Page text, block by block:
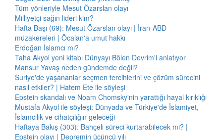
Tüm yönleriyle Mesut Özarslan olayı
Milliyetçi sağın lideri kim?
Hafta Başı (69): Mesut Özarslan olayı | İran-ABD
müzakereleri | Öcalan'a umut hakkı
Erdoğan İslamcı mı?
Taha Akyol yeni kitabı Dünyayı Bölen Devrim'i anlatıyor
Mansur Yavaş neden gündemde değil?
Suriye'de yaşananlar seçmen tercihlerini ve çözüm sürecini
nasıl etkiler? | Hatem Ete ile söyleşi
Epstein skandalı ve Noam Chomsky'nin yarattığı hayal kırıklığı
Mustafa Akyol ile söyleşi: Dünyada ve Türkiye'de İslamiyet,
İslamcılık ve cihatçılığın geleceği
Haftaya Bakış (303): Bahçeli süreci kurtarabilecek mi? |
Epstein olayı | Depremin üçüncü yılı